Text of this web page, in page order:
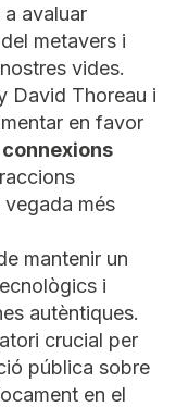
avaluar
metavers i
vides.
David Thoreau i
en favor
més
mantenir un
i
autèntiques.
crucial per
pública sobre
en el